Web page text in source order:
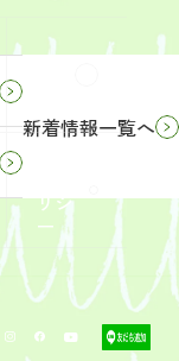
リシ
ー
新着情報一覧へ